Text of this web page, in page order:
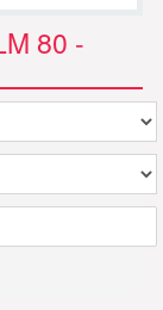
80 -